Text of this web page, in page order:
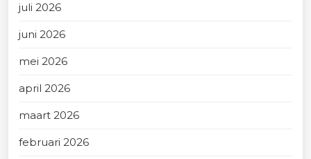
juli 2026
juni 2026
mei 2026
april 2026
maart 2026
februari 2026